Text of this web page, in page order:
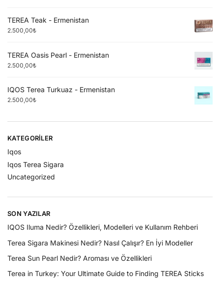
TEREA Teak - Ermenistan
2.500,00₺
TEREA Oasis Pearl - Ermenistan
2.500,00₺
IQOS Terea Turkuaz - Ermenistan
2.500,00₺
KATEGORILER
Iqos
Iqos Terea Sigara
Uncategorized
SON YAZILAR
IQOS Iluma Nedir? Özellikleri, Modelleri ve Kullanım Rehberi
Terea Sigara Makinesi Nedir? Nasıl Çalışır? En İyi Modeller
Terea Sun Pearl Nedir? Aroması ve Özellikleri
Terea in Turkey: Your Ultimate Guide to Finding TEREA Sticks